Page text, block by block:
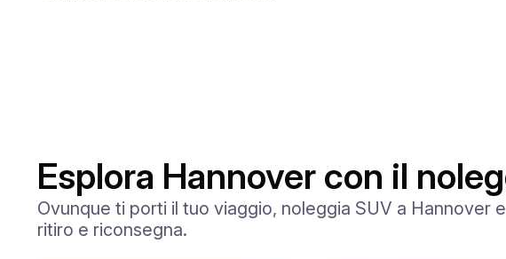
Esplora Hannover con il
Ovunque ti porti il tuo viaggio, noleggia SUV a
ritiro e riconsegna.